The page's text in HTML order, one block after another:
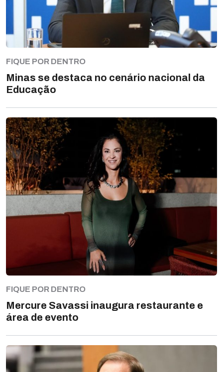
FIQUE POR DENTRO
Minas se destaca no cenário nacional da
Educação
FIQUE POR DENTRO
Mercure Savassi inaugura restaurante e
área de evento